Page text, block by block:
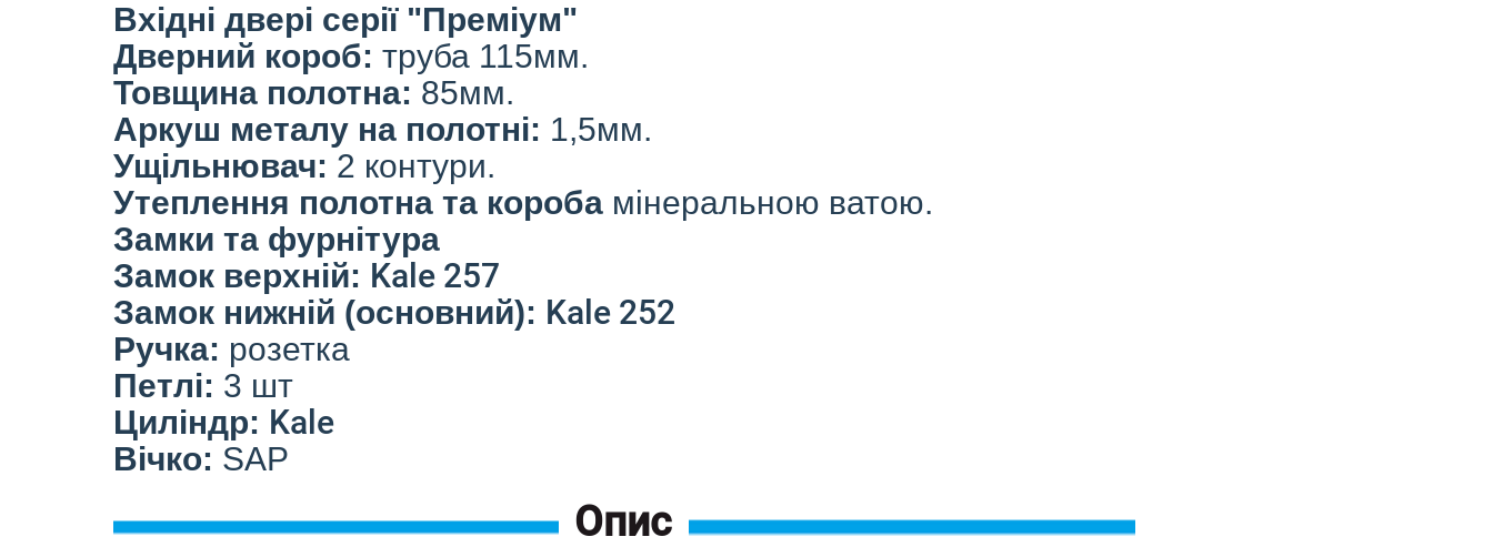
Вхідні двері серії "Преміум"
Дверний короб: труба 115мм.
Товщина полотна: 85мм.
Аркуш металу на полотні: 1,5мм.
Ущільнювач: 2 контури.
Утеплення полотна та короба мінеральною ватою.
Замки та фурнітура
Замок верхній: Kale 257
Замок нижній (основний): Kale 252
Ручка: розетка
Петлі: 3 шт
Циліндр: Kale
Вічко: SAP
Опис